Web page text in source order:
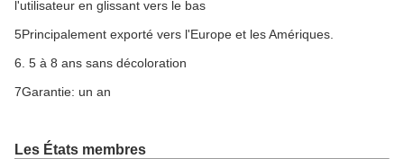
l'utilisateur en glissant vers le bas
5Principalement exporté vers l'Europe et les Amériques.
6. 5 à 8 ans sans décoloration
7Garantie: un an
Les États membres